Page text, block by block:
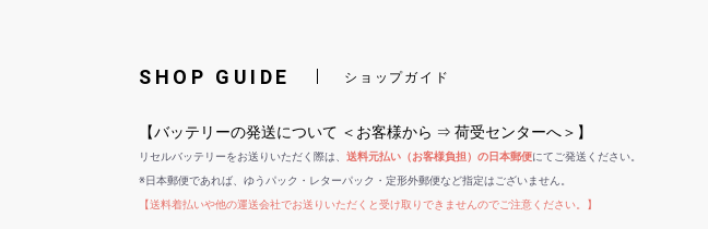
SHOP GUIDE ショップガイド
【バッテリーの発送について ＜お客様から ⇒ 荷受センターへ＞】
リセルバッテリーをお送りいただく際は、 送料元払い（お客様負担）の日本郵便にてご発送ください。
※日本郵便であれば、ゆうパック・レターパック・定形外郵便など指定はございません。
【送料着払いや他の運送会社でお送りいただくと受け取りできませんのでご注意ください。】